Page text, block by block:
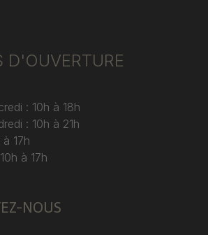
D'OUVERTURE
: 10h à 18h
: 10h à 21h
17h
à 17h
NOUS